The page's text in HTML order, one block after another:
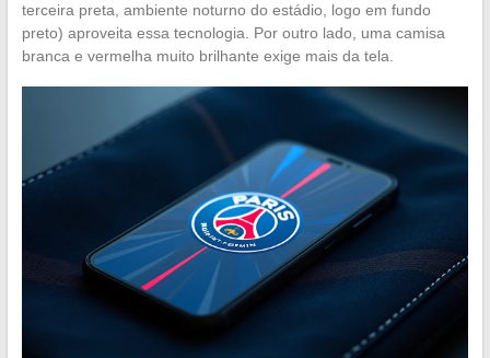
terceira preta, ambiente noturno do estádio, logo em fundo
preto) aproveita essa tecnologia. Por outro lado, uma camisa
branca e vermelha muito brilhante exige mais da tela.